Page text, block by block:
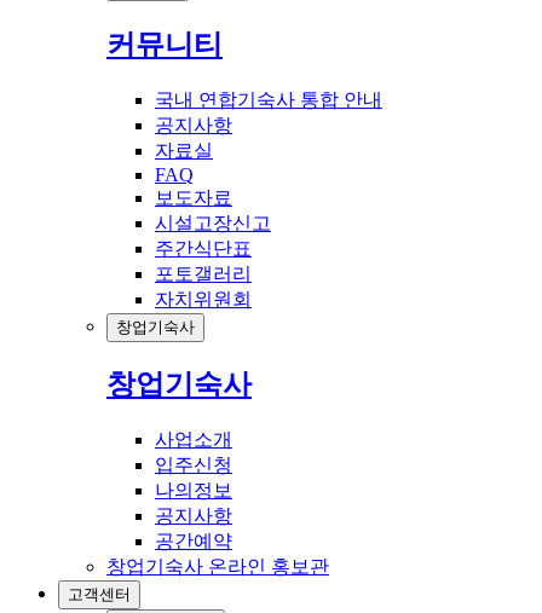
커뮤니티
국내 연합기숙사 통합 안내
공지사항
자료실
FAQ
보도자료
시설고장신고
주간식단표
포토갤러리
자치위원회
창업기숙사
창업기숙사
사업소개
입주신청
나의정보
공지사항
공간예약
창업기숙사 온라인 홍보관
고객센터